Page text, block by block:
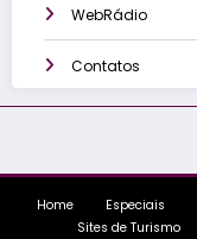
WebRádio
Contatos
Home Especiais
Sites de Turismo